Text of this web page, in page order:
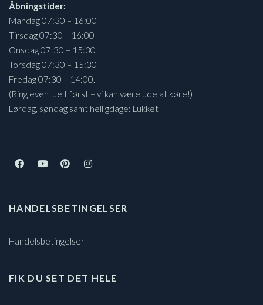
Åbningstider:
Mandag 07:30 – 16:00
Tirsdag 07:30 – 16:00
Onsdag 07:30 – 15:30
Torsdag 07:30 – 15:30
Fredag 07:30 – 14:00.
(Ring eventuelt først – vi kan være ude at køre!)
Lørdag, søndag samt helligdage: Lukket
HANDELSBETINGELSER
Handelsbetingelser
FIK DU SET DET HELE